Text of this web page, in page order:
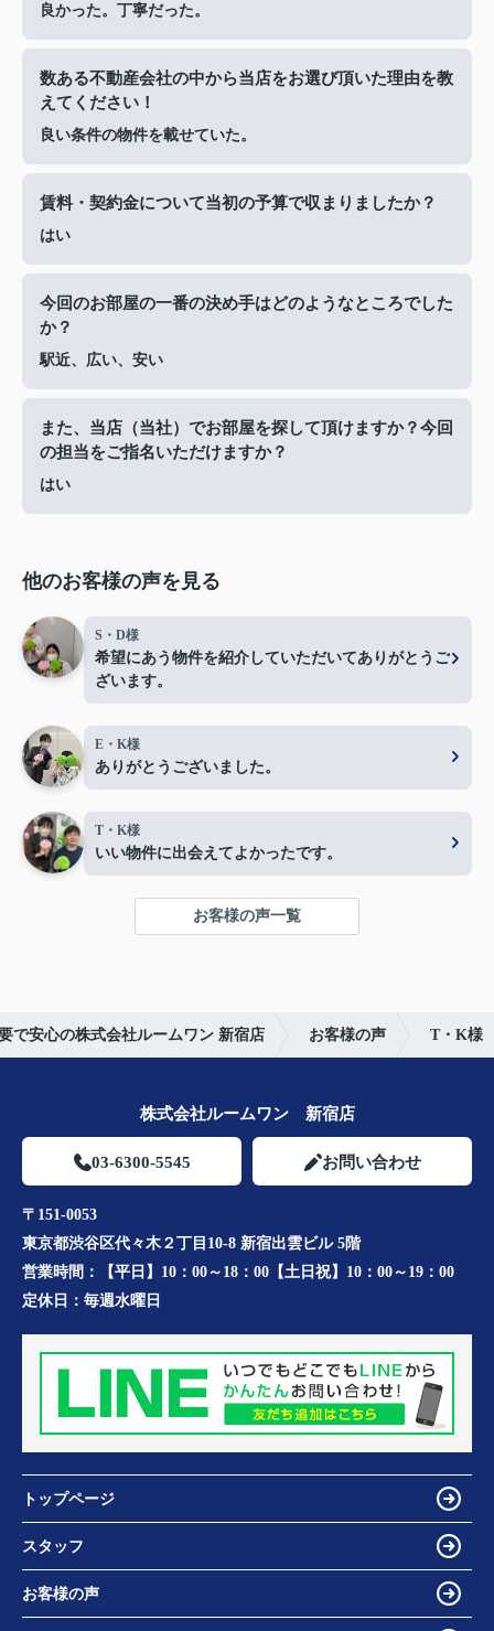
良かった。丁寧だった。
数ある不動産会社の中から当店をお選び頂いた理由を教
えてください！
良い条件の物件を載せていた。
賃料・契約金について当初の予算で収まりましたか？
はい
今回のお部屋の一番の決め手はどのようなところでした
か？
駅近、広い、安い
また、当店（当社）でお部屋を探して頂けますか？今回
の担当をご指名いただけますか？
はい
他のお客様の声を見る
S・D様
希望にあう物件を紹介していただいてありがとうご
ざいます。
E・K様
ありがとうございました。
T・K様
いい物件に出会えてよかったです。
お客様の声一覧
で安心の株式会社ルームワン 新宿店 お客様の声 T・K様
株式会社ルームワン 新宿店
03-6300-5545 お問い合わせ
〒151-0053
東京都渋谷区代々木２丁目10-8 新宿出雲ビル 5階
営業時間：
【平日】10：00～18：00【土日祝】10：00～19：00
定休日： 毎週水曜日
トップページ
スタッフ
お客様の声